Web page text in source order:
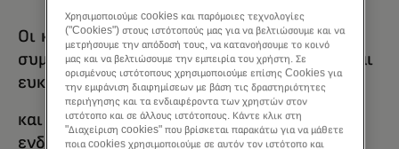
Οι κανόνες και τα προγράμματα
συμμόρφωσής μας προάγουν αξιοπιστία και
ευκολία
και το ασφαλές εμπόριο για όλους τους
ενδιαφερόμενους φορείς.
Χρησιμοποιούμε cookies και παρόμοιες τεχνολογίες
("Cookies") στους ιστότοπούς μας για να βελτιώσουμε και να
μετρήσουμε την απόδοσή τους, να κατανοήσουμε το κοινό
μας και να βελτιώσουμε την εμπειρία του χρήστη. Σε
ορισμένους ιστότοπους χρησιμοποιούμε επίσης Cookies για
την εμφάνιση διαφημίσεων με βάση τις δραστηριότητες
περιήγησης και τα ενδιαφέροντα των χρηστών στον
ιστότοπο και σε άλλους ιστότοπους. Κάντε κλικ στη
"Διαχείριση cookies" που βρίσκεται παρακάτω για να μάθετε
ποια cookies χρησιμοποιούμε σε αυτόν τον ιστότοπο και